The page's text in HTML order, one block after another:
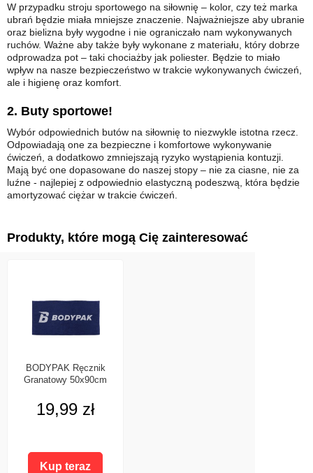
W przypadku stroju sportowego na siłownię – kolor, czy też marka
ubrań będzie miała mniejsze znaczenie. Najważniejsze aby ubranie
oraz bielizna były wygodne i nie ograniczało nam wykonywanych
ruchów. Ważne aby także były wykonane z materiału, który dobrze
odprowadza pot – taki chociażby jak poliester. Będzie to miało
wpływ na nasze bezpieczeństwo w trakcie wykonywanych ćwiczeń,
ale i higienę oraz komfort.
2. Buty sportowe!
Wybór odpowiednich butów na siłownię to niezwykle istotna rzecz.
Odpowiadają one za bezpieczne i komfortowe wykonywanie
ćwiczeń, a dodatkowo zmniejszają ryzyko wystąpienia kontuzji.
Mają być one dopasowane do naszej stopy – nie za ciasne, nie za
luźne - najlepiej z odpowiednio elastyczną podeszwą, która będzie
amortyzować ciężar w trakcie ćwiczeń.
Produkty, które mogą Cię zainteresować
BODYPAK Ręcznik
Granatowy 50x90cm
19,99 zł
Kup teraz